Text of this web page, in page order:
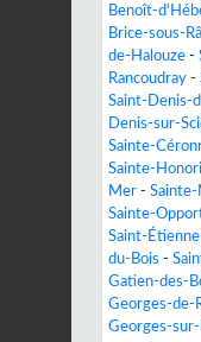
Benoît-
Brice-sous-
de-Halouze -
Rancoudray -
Saint-Denis-
Denis-sur-
Sainte-
Sainte-
Mer -
Sainte-
Saint-
du-Bois -
Gatien-des-
Georges-de-
Georges-sur-